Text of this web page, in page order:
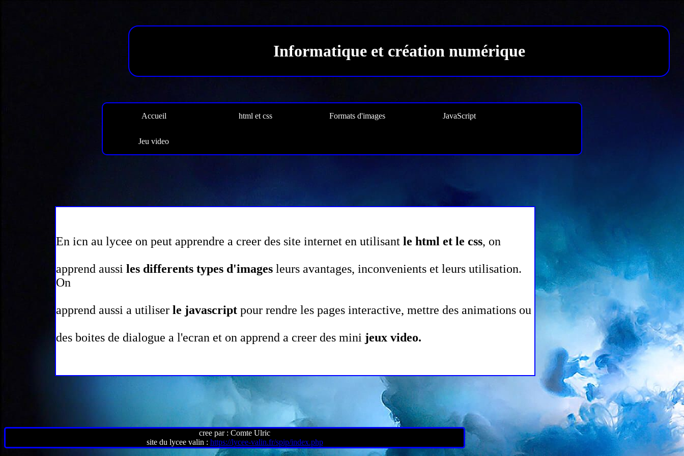
Informatique et création numérique
Accueil html et css Formats d'images JavaScript
Jeu video
En icn au lycee on peut apprendre a creer des site internet en utilisant le html et le css, on
apprend aussi les differents types d'images leurs avantages, inconvenients et leurs utilisation.
On
apprend aussi a utiliser le javascript pour rendre les pages interactive, mettre des animations ou
des boites de dialogue a l'ecran et on apprend a creer des mini jeux video.
cree par : Comte Ulric
site du lycee valin : https://lycee-valin.fr/spip/index.php